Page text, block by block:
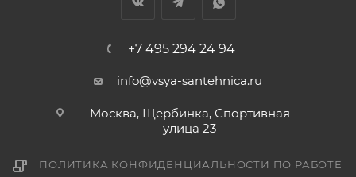
+7 495 294 24 94
info@vsya-santehnica.ru
Москва, Щербинка, Спортивная
улица 23
ПОЛИТИКА КОНФИДЕНЦИАЛЬНОСТИ ПО РАБОТЕ